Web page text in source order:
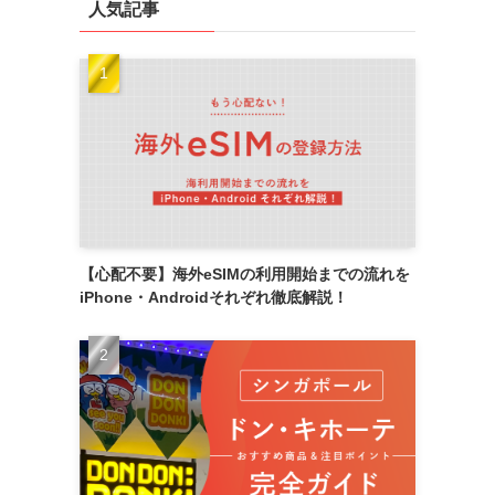
人気記事
【心配不要】海外eSIMの利用開始までの流れを
iPhone・Androidそれぞれ徹底解説！